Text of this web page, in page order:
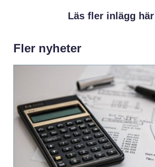
Läs fler inlägg här
Fler nyheter